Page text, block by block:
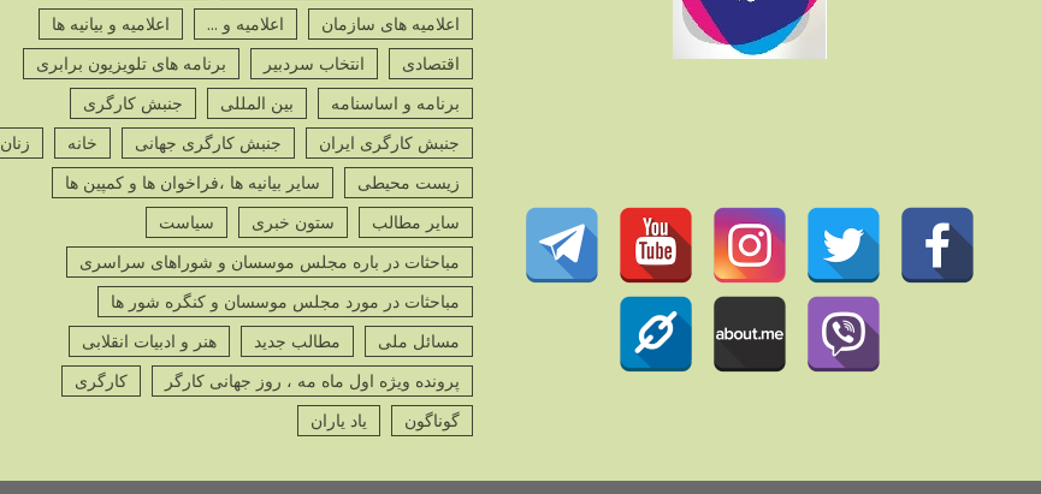
اعلامیه های سازمان
اعلامیه و ...
اعلامیه و بیانیه ها
اقتصادی
انتخاب سردبیر
برنامه های تلویزیون برابری
برنامه و اساسنامه
بین المللی
جنبش کارگری
جنبش کارگری ایران
جنبش کارگری جهانی خانه
زنان
زیست محیطی
سایر بیانیه ها ،فراخوان ها و کمپین ها
سایر مطالب
ستون خبری
سیاست
مباحثات در باره مجلس موسسان و شوراهای سراسری
مباحثات در مورد مجلس موسسان و کنگره شور ها
مسائل ملی
مطالب جدید
هنر و ادبیات انقلابی
پرونده ویژه اول ماه مه ، روز جهانی کارگر
کارگری
گوناگون
یاد یاران